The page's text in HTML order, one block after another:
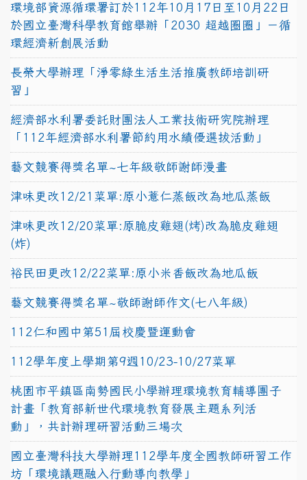
環境部資源循環署訂於112年10月17日至10月22日
於國立臺灣科學教育館舉辦「2030 超越圈圈」－循
環經濟新創展活動
長榮大學辦理「淨零綠生活生活推廣教師培訓研
習」
經濟部水利署委託財團法人工業技術研究院辦理
「112年經濟部水利署節約用水績優選拔活動」
藝文競賽得獎名單~七年級敬師謝師漫畫
津味更改12/21菜單:原小薏仁蒸飯改為地瓜蒸飯
津味更改12/20菜單:原脆皮雞翅(烤)改為脆皮雞翅
(炸)
裕民田更改12/22菜單:原小米香飯改為地瓜飯
藝文競賽得獎名單~敬師謝師作文(七八年級)
112仁和國中第51屆校慶暨運動會
112學年度上學期第9週10/23-10/27菜單
桃園市平鎮區南勢國民小學辦理環境教育輔導團子
計畫「教育部新世代環境教育發展主題系列活
動」，共計辦理研習活動三場次
國立臺灣科技大學辦理112學年度全國教師研習工作
坊「環境議題融入行動導向教學」